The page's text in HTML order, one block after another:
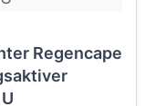
Regencape